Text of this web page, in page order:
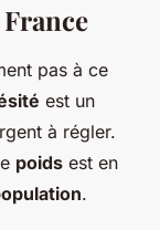
pas à ce
est un
à régler.
poids est en
.